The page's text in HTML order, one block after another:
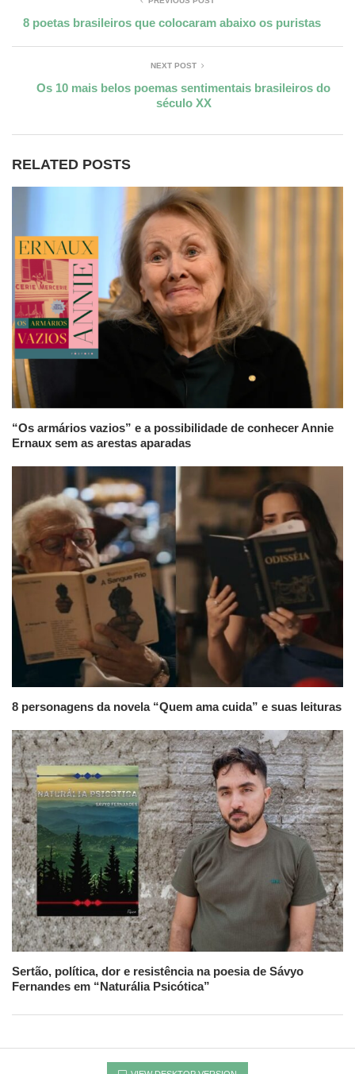
8 poetas brasileiros que colocaram abaixo os puristas
NEXT POST
Os 10 mais belos poemas sentimentais brasileiros do
século XX
RELATED POSTS
“Os armários vazios” e a possibilidade de conhecer Annie
Ernaux sem as arestas aparadas
8 personagens da novela “Quem ama cuida” e suas leituras
Sertão, política, dor e resistência na poesia de Sávyo
Fernandes em “Naturália Psicótica”